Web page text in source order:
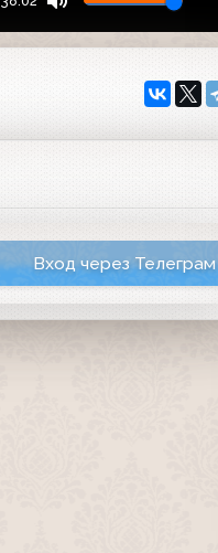
Вход через Телеграм